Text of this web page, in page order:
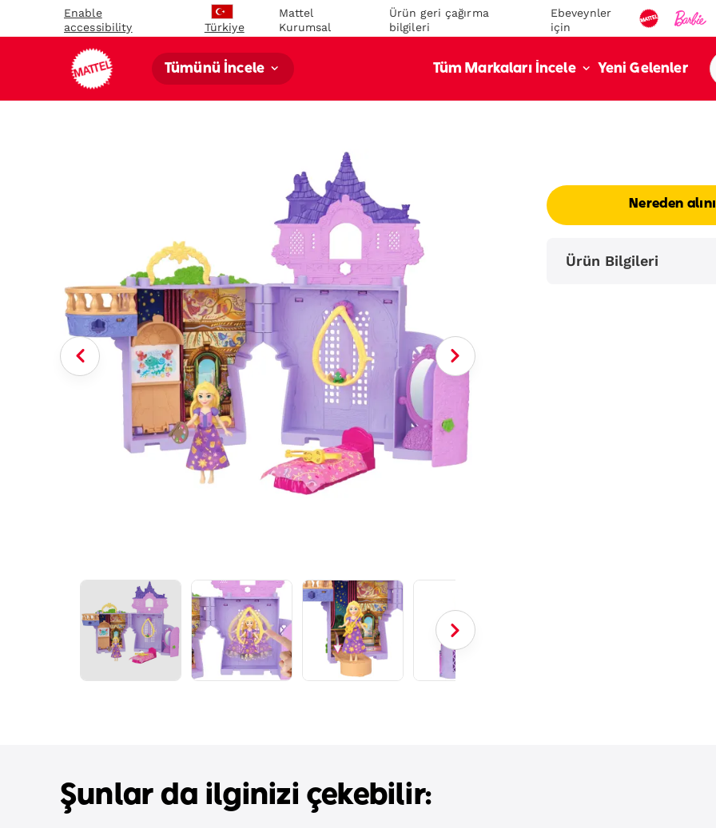
Enable
accessibility
Türkiye
Mattel
Kurumsal
Ürün geri çağırma
bilgileri
Ebeveynler
için
Tümünü İncele Tüm Markaları İncele Yeni Gelenler
Nereden
Ürün Bilgileri
Şunlar da ilginizi çekebilir: